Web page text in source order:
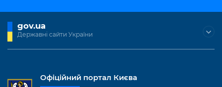
gov.ua
Державні сайти України
Офіційний портал Києва